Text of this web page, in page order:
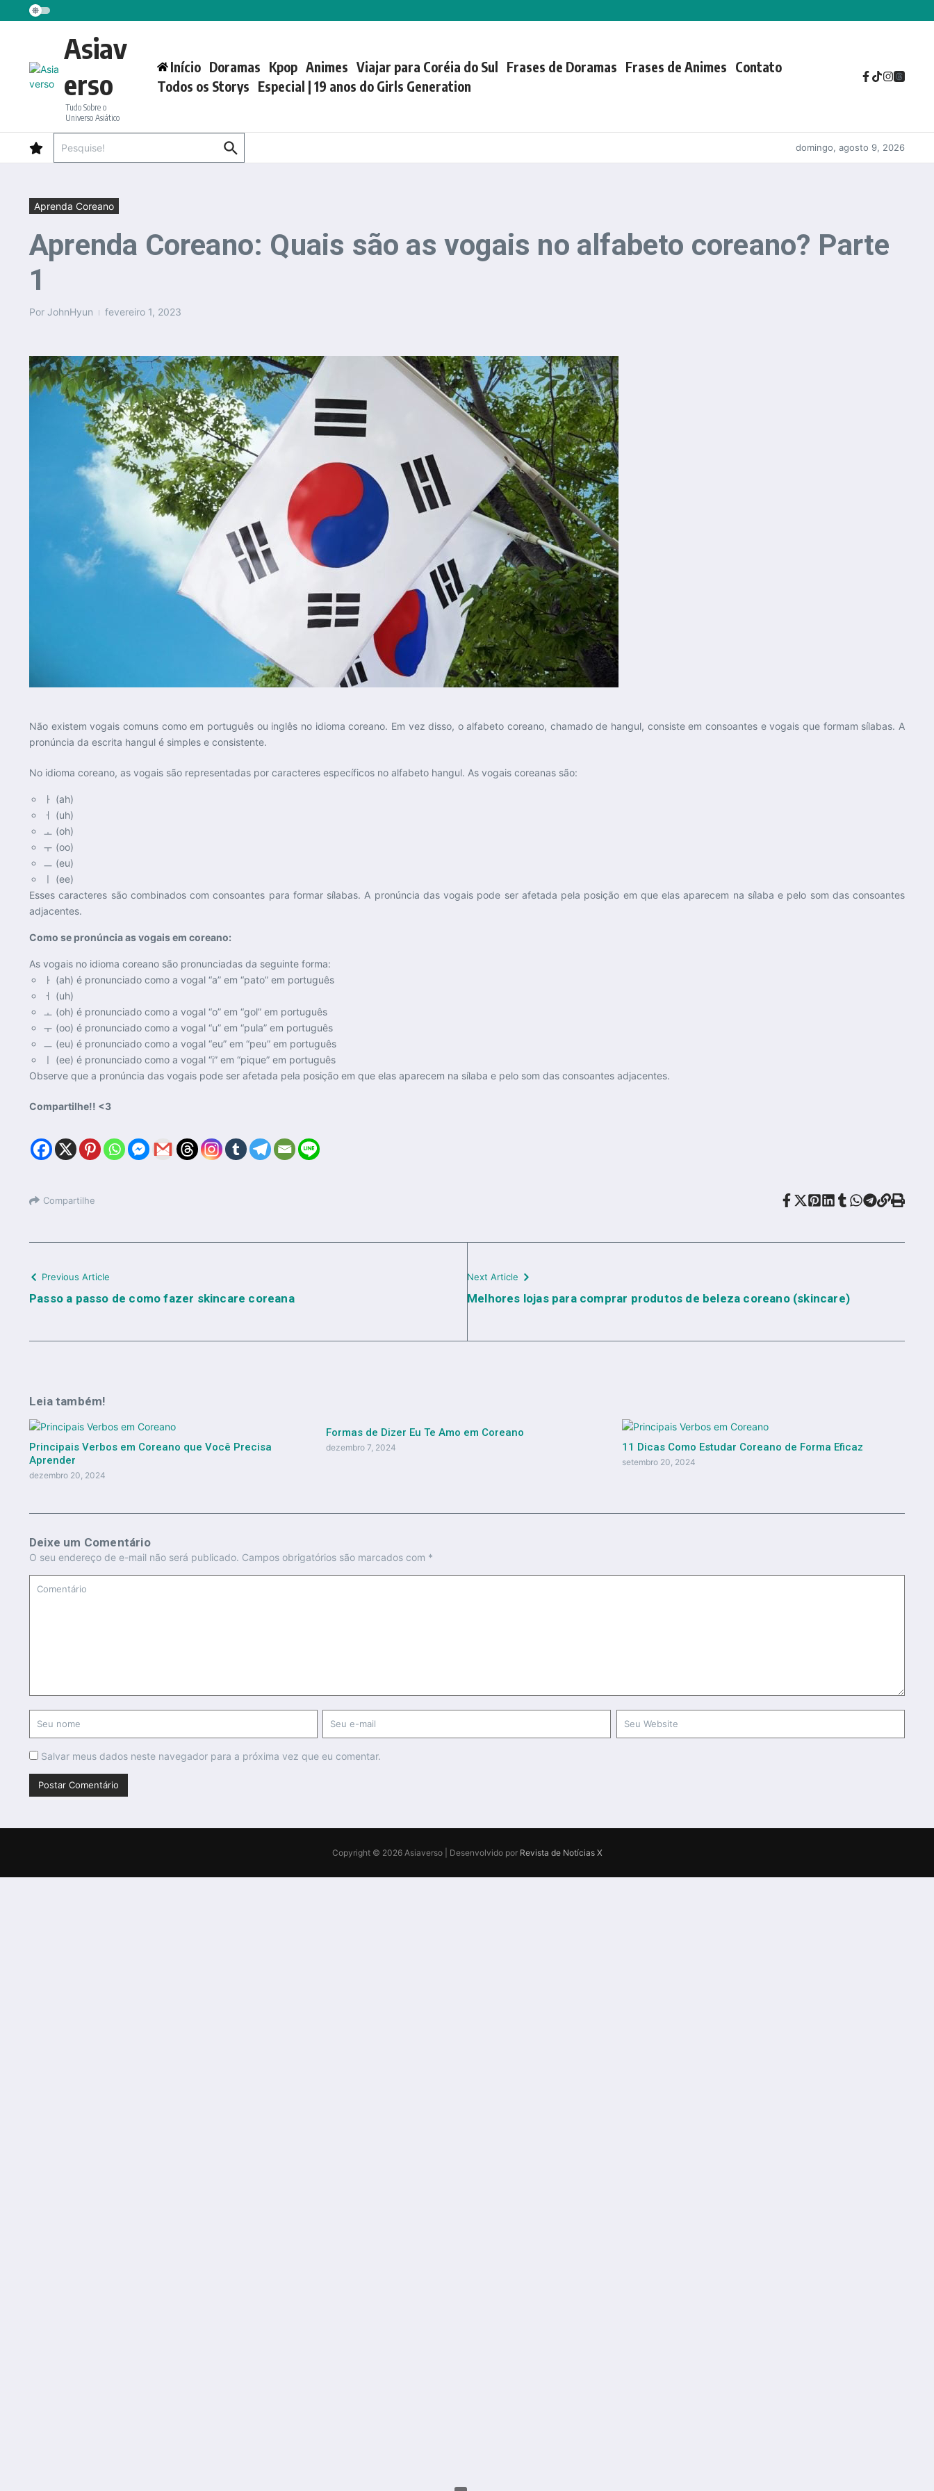
Ir para o conteúdo
Asiav
erso
Tudo Sobre o
Universo Asiático
Início Doramas Kpop Animes Viajar para Coréia do Sul Frases de Doramas Frases de Animes Contato
Todos os Storys Especial | 19 anos do Girls Generation
domingo, agosto 9, 2026
Aprenda Coreano
Aprenda Coreano: Quais são as vogais no alfabeto coreano? Parte
1
Por JohnHyun fevereiro 1, 2023
Não existem vogais comuns como em português ou inglês no idioma coreano. Em vez disso, o alfabeto coreano, chamado de hangul, consiste em consoantes e vogais que formam sílabas. A
pronúncia da escrita hangul é simples e consistente.
No idioma coreano, as vogais são representadas por caracteres específicos no alfabeto hangul. As vogais coreanas são:
ㅏ (ah)
ㅓ (uh)
ㅗ (oh)
ㅜ (oo)
ㅡ (eu)
ㅣ (ee)
Esses caracteres são combinados com consoantes para formar sílabas. A pronúncia das vogais pode ser afetada pela posição em que elas aparecem na sílaba e pelo som das consoantes
adjacentes.
Como se pronúncia as vogais em coreano:
As vogais no idioma coreano são pronunciadas da seguinte forma:
ㅏ (ah) é pronunciado como a vogal “a” em “pato” em português
ㅓ (uh)
ㅗ (oh) é pronunciado como a vogal “o” em “gol” em português
ㅜ (oo) é pronunciado como a vogal “u” em “pula” em português
ㅡ (eu) é pronunciado como a vogal “eu” em “peu” em português
ㅣ (ee) é pronunciado como a vogal “i” em “pique” em português
Observe que a pronúncia das vogais pode ser afetada pela posição em que elas aparecem na sílaba e pelo som das consoantes adjacentes.
Compartilhe!! <3
Compartilhe
Previous Article
Passo a passo de como fazer skincare coreana
Next Article
Melhores lojas para comprar produtos de beleza coreano (skincare)
Leia também!
Principais Verbos em Coreano que Você Precisa
Aprender
dezembro 20, 2024
Formas de Dizer Eu Te Amo em Coreano
dezembro 7, 2024 11 Dicas Como Estudar Coreano de Forma Eficaz
setembro 20, 2024
Deixe um Comentário
O seu endereço de e-mail não será publicado. Campos obrigatórios são marcados com *
Salvar meus dados neste navegador para a próxima vez que eu comentar.
Copyright © 2026 Asiaverso | Desenvolvido por Revista de Notícias X